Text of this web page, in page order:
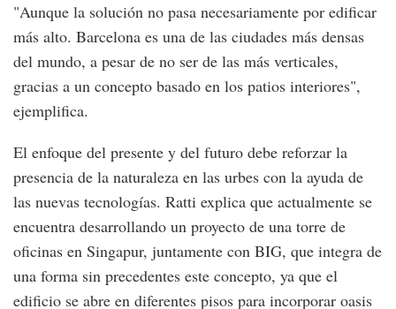
"Aunque la solución no pasa necesariamente por edificar
más alto. Barcelona es una de las ciudades más densas
del mundo, a pesar de no ser de las más verticales,
gracias a un concepto basado en los patios interiores",
ejemplifica.
El enfoque del presente y del futuro debe reforzar la
presencia de la naturaleza en las urbes con la ayuda de
las nuevas tecnologías. Ratti explica que actualmente se
encuentra desarrollando un proyecto de una torre de
oficinas en Singapur, juntamente con BIG, que integra de
una forma sin precedentes este concepto, ya que el
edificio se abre en diferentes pisos para incorporar oasis